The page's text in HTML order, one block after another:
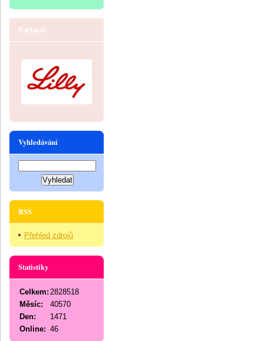
Partneři
Vyhledávání
RSS
Přehled zdrojů
Statistiky
Online: 46
Celkem: 2828518
Měsíc:
40570
Den:
1471